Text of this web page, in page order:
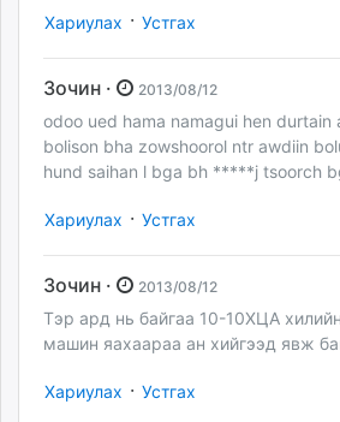
Хариулах · Устгах
Зочин · 2013/08/12
odoo ued hama namagui hen durtain
bolison bha zowshoorol ntr awdiin
hund saihan l bga bh *****j tsoorch
Хариулах · Устгах
Зочин · 2013/08/12
Тэр ард нь байгаа 10-10ХЦА
машин яахаараа ан хийгээд явж
Хариулах · Устгах